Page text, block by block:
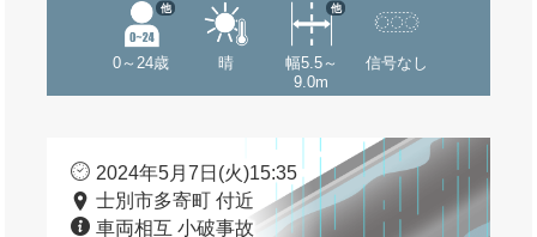
0～24歳
他
晴
幅5.5～
9.0m
他
信号なし
2024年5月7日(火)15:35
士別市多寄町 付近
車両相互 小破事故